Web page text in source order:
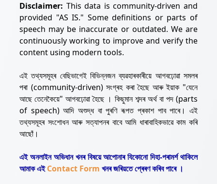
Disclaimer: This data is community-driven and
provided "AS IS." Some definitions or parts of
speech may be inaccurate or outdated. We are
continuously working to improve and verify the
content using modern tools.
এই তথ্যসমূহৰ বেছিভাগেই বিভিন্নজন ব্যৱহাৰকাৰীয়ে আগবঢ়োৱা সমলৰ
পৰা (community-driven) সংগ্ৰহ কৰা হৈছে আৰু ইয়াক "যেনে
আছে তেনেকৈয়ে" আগবঢ়োৱা হৈছে । কিছুমান শব্দৰ অৰ্থ বা পদ (parts
of speech) আদি অশুদ্ধ বা পুৰণি ৰূপত প্ৰকাশ পাব পাৰে। এই
তথ্যসমূহৰ সংশোধন আৰু সত্যাপনৰ বাবে আমি ধাৰাবাহিকভাৱে কাম কৰি
আছোঁ।
এই অনলাইন অভিধান খনৰ বিষয়ে আপোনাৰ যিকোনো দিহা-পৰামৰ্শ থাকিলে
আমাক এইContact Form খনৰ জৰিয়তে প্ৰেৰণ কৰিব পাৰে ।